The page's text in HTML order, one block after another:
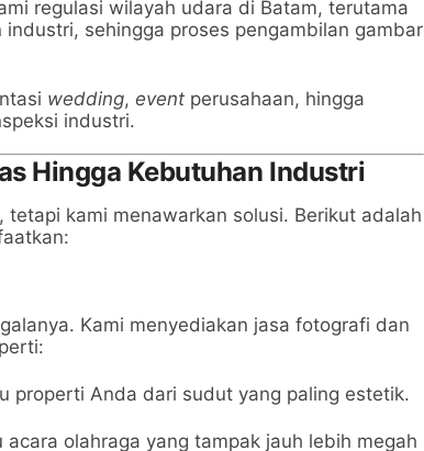
regulasi wilayah udara di Batam, terutama
sehingga proses pengambilan gambar
wedding, event perusahaan, hingga
industri.
Hingga Kebutuhan Industri
kami menawarkan solusi. Berikut adalah
Kami menyediakan jasa fotografi dan
properti Anda dari sudut yang paling estetik.
acara olahraga yang tampak jauh lebih megah